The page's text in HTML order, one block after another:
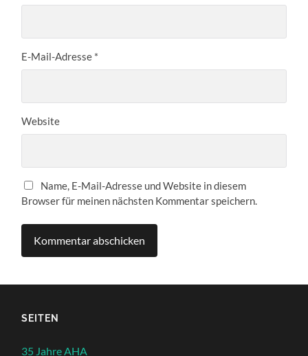
E-Mail-Adresse *
Website
Name, E-Mail-Adresse und Website in diesem
Browser für meinen nächsten Kommentar speichern.
SEITEN
35 Jahre AHA